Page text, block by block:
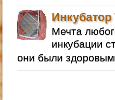
Мечта
инкубации
они были